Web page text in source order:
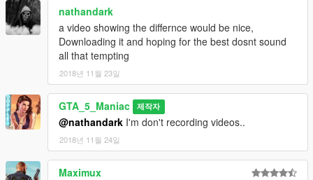
nathandark
a video showing the differnce would be nice,
Downloading it and hoping for the best dosnt sound
all that tempting
2018년 11월 23일
GTA_5_Maniac 제작자
@nathandark I'm don't recording videos..
2018년 11월 24일
Maximux